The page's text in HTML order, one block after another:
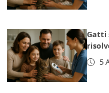
Gatti
5